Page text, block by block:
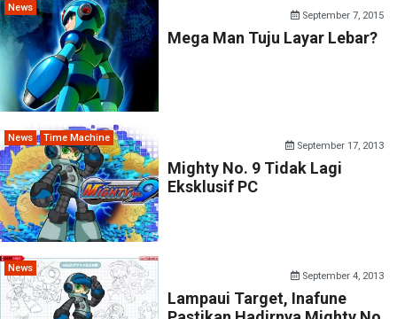
News
September 7, 2015
Mega Man Tuju Layar Lebar?
News Time Machine
September 17, 2013
Mighty No. 9 Tidak Lagi
Eksklusif PC
News
September 4, 2013
Lampaui Target, Inafune